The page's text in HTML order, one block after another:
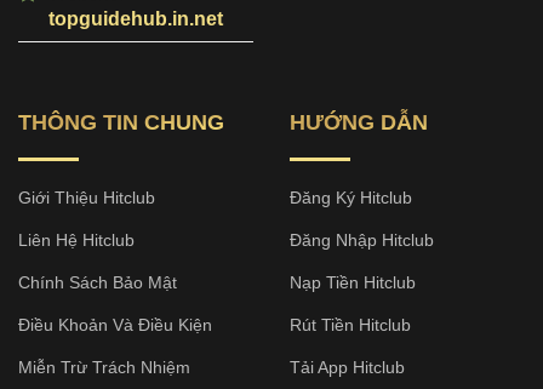
topguidehub.in.net
THÔNG TIN CHUNG
Giới Thiệu Hitclub
Liên Hệ Hitclub
Chính Sách Bảo Mật
Điều Khoản Và Điều Kiện
Miễn Trừ Trách Nhiệm
HƯỚNG DẪN
Đăng Ký Hitclub
Đăng Nhập Hitclub
Nạp Tiền Hitclub
Rút Tiền Hitclub
Tải App Hitclub